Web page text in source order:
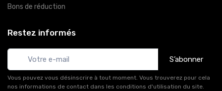
Bons de réduction
Restez informés
S’abonner
Vous pouvez vous désinscrire à tout moment. Vous trouverez pour cela
nos informations de contact dans les conditions d'utilisation du site.